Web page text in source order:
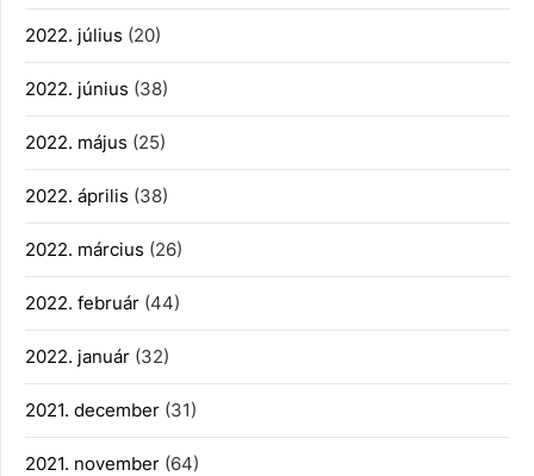
2022. július (20)
2022. június (38)
2022. május (25)
2022. április (38)
2022. március (26)
2022. február (44)
2022. január (32)
2021. december (31)
2021. november (64)